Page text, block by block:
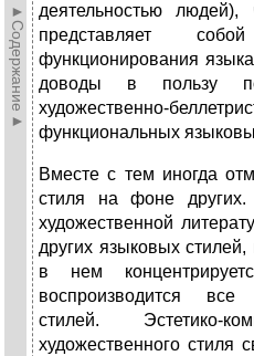
►Содержание►
деятельностью людей),
представляет
функционирования
доводы в пользу
художественно-
функциональных
Вместе с тем иногда
стиля на фоне других.
художественной
других языковых стилей,
в нем
воспроизводится
стилей. Эстетико-
художественного стиля